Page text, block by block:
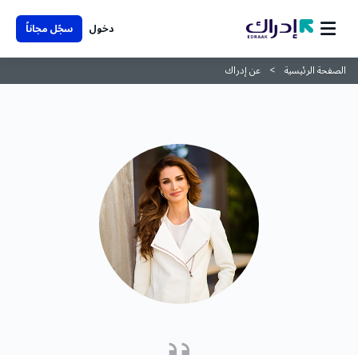
دخول سجّل مجاناً
الصفحة الرئيسية عن إدراك